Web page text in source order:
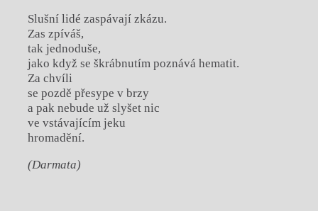
Slušní lidé zaspávají zkázu.
Zas zpíváš,
tak jednoduše,
jako když se škrábnutím poznává hematit.
Za chvíli
se pozdě přesype v brzy
a pak nebude už slyšet nic
ve vstávajícím jeku
hromadění.
(Darmata)